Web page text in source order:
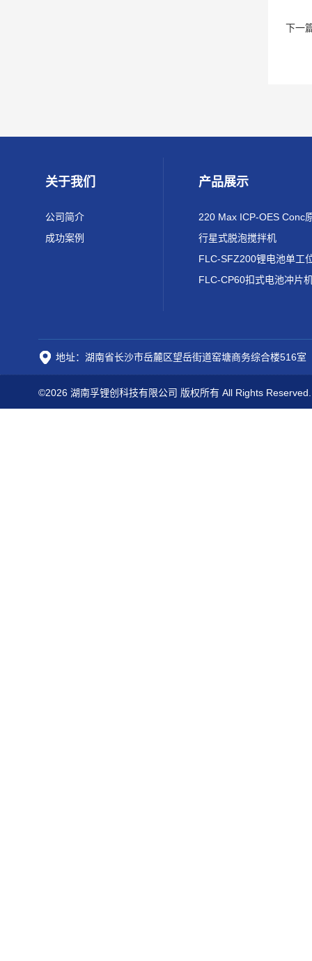
下一
关于我们
公司简介
成功案例
产品展示
行星式脱泡搅拌机
FLC-CP60扣式电池冲片
地址：湖南省长沙市岳麓区望岳街道窑塘商务综合楼516室
©2026 湖南孚锂创科技有限公司 版权所有 All Rights